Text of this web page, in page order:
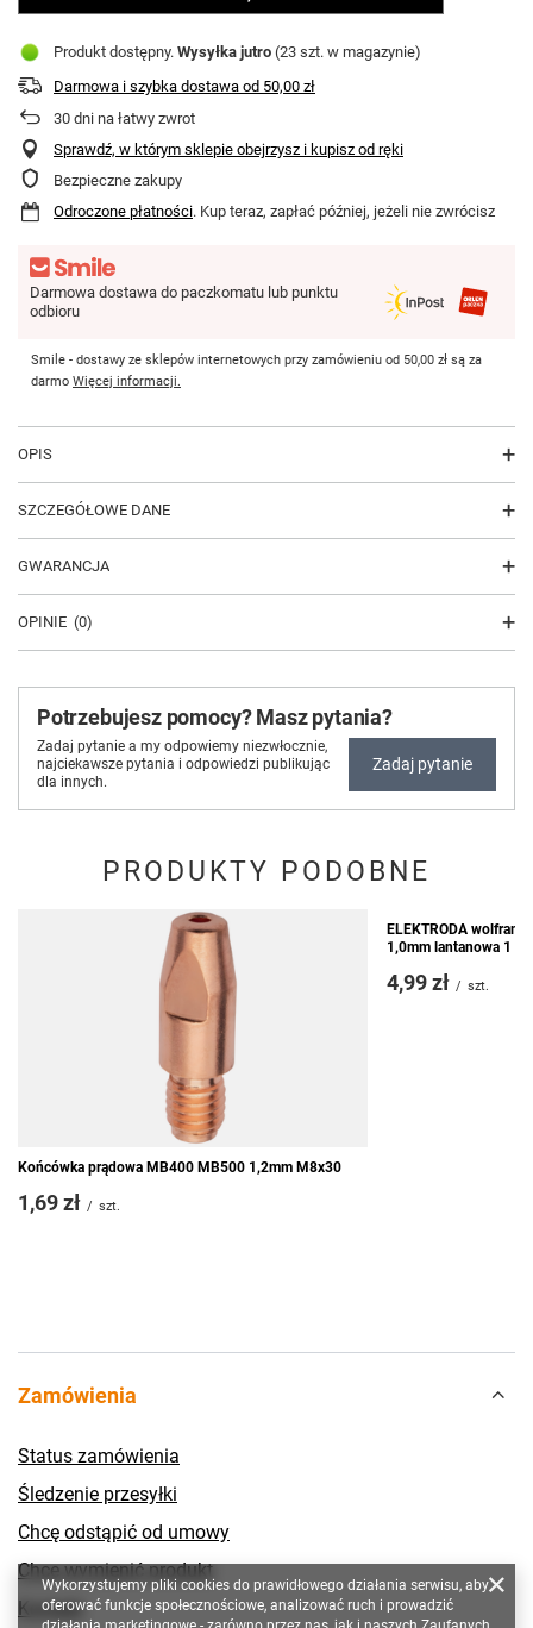
Produkt dostępny Wysyłka jutro (23 szt. w magazynie)
Darmowa i szybka dostawa od 50,00 zł
30 dni na łatwy zwrot
Sprawdź, w którym sklepie obejrzysz i kupisz od ręki
Bezpieczne zakupy
Odroczone płatności. Kup teraz, zapłać później, jeżeli nie zwrócisz
Darmowa dostawa do paczkomatu lub punktu
odbioru
Smile - dostawy ze sklepów internetowych przy zamówieniu od 50,00 zł są za
darmo Więcej informacji.
OPIS
SZCZEGÓŁOWE DANE
GWARANCJA
OPINIE (0)
Potrzebujesz pomocy? Masz pytania?
Zadaj pytanie a my odpowiemy niezwłocznie,
najciekawsze pytania i odpowiedzi publikując
dla innych.
Zadaj pytanie
PRODUKTY PODOBNE
Końcówka prądowa MB400 MB500 1,2mm M8x30
1,69 zł / szt.
ELEKTRODA
1,0mm lantanowa 1
4,99 zł / szt.
Zamówienia
Status zamówienia
Śledzenie przesyłki
Chcę odstąpić od umowy
Chcę wymienić produkt
Kontakt
Wykorzystujemy pliki cookies do prawidłowego działania serwisu, aby
oferować funkcje społecznościowe, analizować ruch i prowadzić